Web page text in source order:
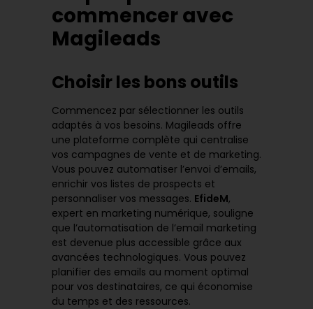
commencer avec
Magileads
Choisir les bons outils
Commencez par sélectionner les outils
adaptés à vos besoins. Magileads offre
une plateforme complète qui centralise
vos campagnes de vente et de marketing.
Vous pouvez automatiser l’envoi d’emails,
enrichir vos listes de prospects et
personnaliser vos messages. EfideM,
expert en marketing numérique, souligne
que l’automatisation de l’email marketing
est devenue plus accessible grâce aux
avancées technologiques. Vous pouvez
planifier des emails au moment optimal
pour vos destinataires, ce qui économise
du temps et des ressources.